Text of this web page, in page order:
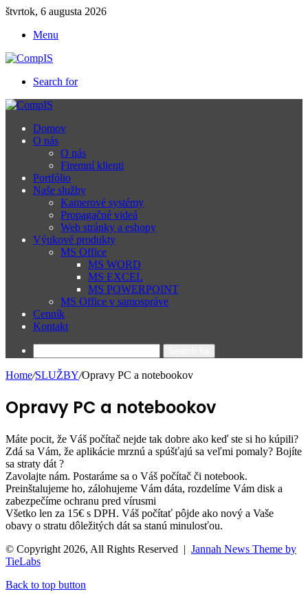
štvrtok, 6 augusta 2026
Menu
Search for
Domov
O nás
O nás
Firemní klienti
Portfólio
Naše služby
Kamerové systémy
Propagačné videá
Web stránky a eshopy
Výukové produkty
MS Office
MS WORD
MS EXCEL
MS POWERPOINT
MS Office v samospráve
Cenník
Kontakt
Home/SLUŽBY/Opravy PC a notebookov
Opravy PC a notebookov
Máte pocit, že Váš počítač nejde tak dobre ako keď ste si ho kúpili?
Zdá sa Vám, že aplikácie mrznú a spúšťajú sa veľmi pomaly? Bojíte
sa straty dát ?
Zavolajte nám. Postaráme sa o Váš počítač či notebook.
Preinštalujeme ho, zálohujeme Vám dáta, rozdelíme Vám disk a
zabezpečíme ochranu pred vírusmi
Všetko len za 15€ s DPH. Váš počítať pôjde ako nový a Vaše
obavy o stratu dôležitých dát sa stanú minulosťou.
© Copyright 2026, All Rights Reserved | Jannah News Theme by
TieLabs
Back to top button